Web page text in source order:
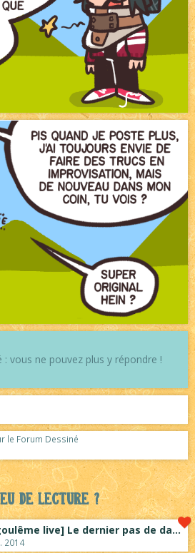
vous ne pouvez plus y répondre !
le Forum Dessiné
de lecture ?
[Angoulême live] Le dernier pas de danse
2014